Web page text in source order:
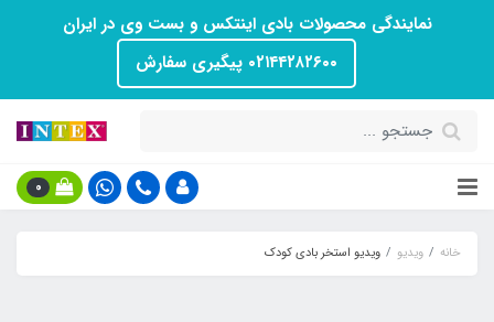
نمایندگی محصولات بادی اینتکس و بست وی در ایران
۰۲۱۴۴۲۸۲۶۰۰ پیگیری سفارش
0
خانه ویدیو ویدیو استخر بادی کودک